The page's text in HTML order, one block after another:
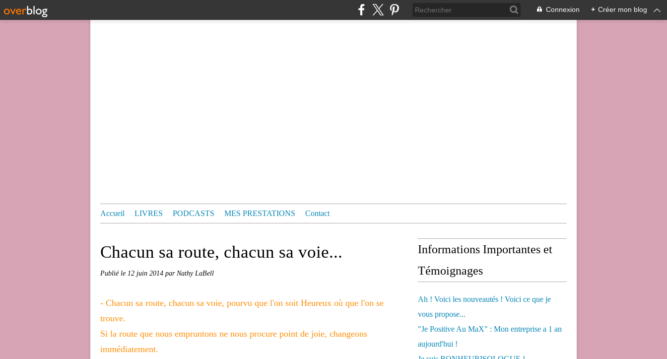
Connexion + Créer mon blog
Accueil LIVRES PODCASTS MES PRESTATIONS Contact
Chacun sa route, chacun sa voie...
Publié le 12 juin 2014 par Nathy LaBell
- Chacun sa route, chacun sa voie, pourvu que l'on soit Heureux où que l'on se
trouve.
Si la route que nous empruntons ne nous procure point de joie, changeons
immédiatement.
Informations Importantes et
Témoignages
Ah ! Voici les nouveautés ! Voici ce que je
vous propose...
"Je Positive Au MaX" : Mon entreprise a 1 an
aujourd'hui !